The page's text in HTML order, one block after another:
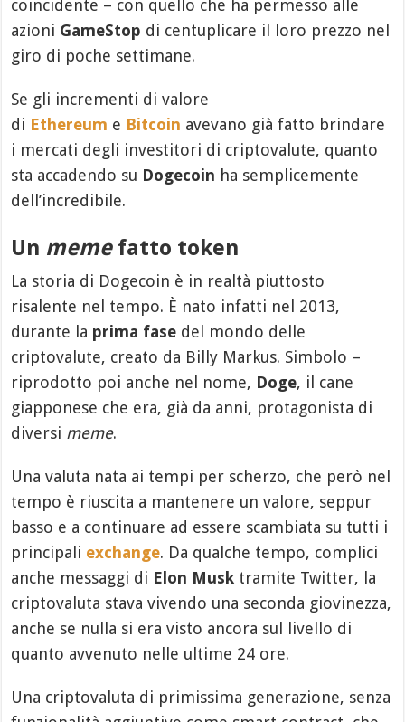
coincidente – con quello che ha permesso alle
azioni GameStop di centuplicare il loro prezzo nel
giro di poche settimane.
Se gli incrementi di valore
di Ethereum e Bitcoin avevano già fatto brindare
i mercati degli investitori di criptovalute, quanto
sta accadendo su Dogecoin ha semplicemente
dell’incredibile.
Un memefatto token
La storia di Dogecoin è in realtà piuttosto
risalente nel tempo. È nato infatti nel 2013,
durante la prima fase del mondo delle
criptovalute, creato da Billy Markus. Simbolo –
riprodotto poi anche nel nome, Doge, il cane
giapponese che era, già da anni, protagonista di
diversi meme.
Una valuta nata ai tempi per scherzo, che però nel
tempo è riuscita a mantenere un valore, seppur
basso e a continuare ad essere scambiata su tutti i
principali exchange. Da qualche tempo, complici
anche messaggi di Elon Musk tramite Twitter, la
criptovaluta stava vivendo una seconda giovinezza,
anche se nulla si era visto ancora sul livello di
quanto avvenuto nelle ultime 24 ore.
Una criptovaluta di primissima generazione, senza